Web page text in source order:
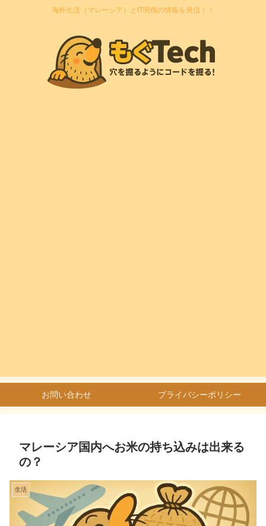
海外生活（マレーシア）とIT関係の情報を発信！！
お問い合わせ プライバシーポリシー
マレーシア国内へお米の持ち込みは出来る
の？
生活